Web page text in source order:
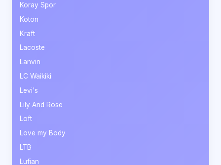
Koray Spor
Koton
Kraft
Lacoste
Lanvin
LC Waikiki
Levi's
Lily And Rose
Loft
Love my Body
LTB
Lufian